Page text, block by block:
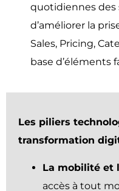
quotidiennes des
d’améliorer la
Sales, Pricing,
base d’éléments
Les piliers
transformation
La mobilité et
accès à tout